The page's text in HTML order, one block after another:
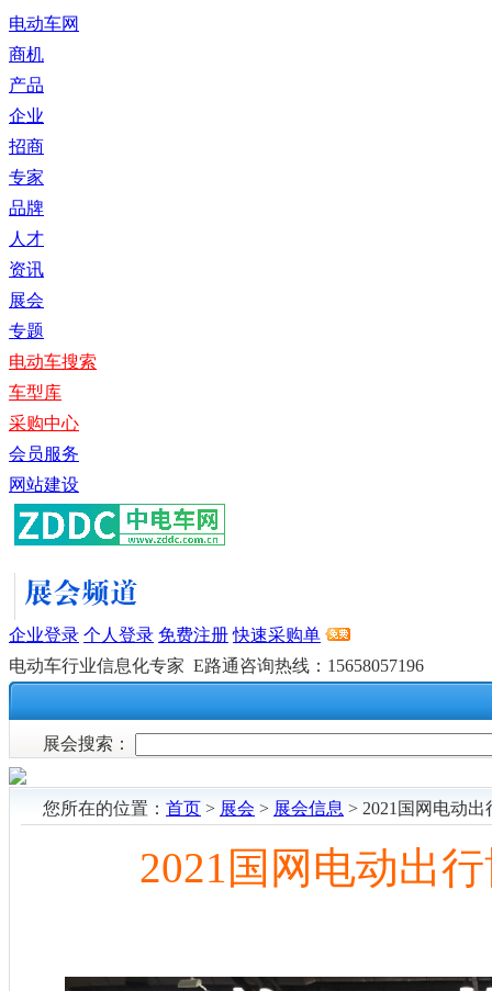
电动车网
商机
产品
企业
招商
专家
品牌
人才
资讯
展会
专题
电动车搜索
车型库
采购中心
会员服务
网站建设
企业登录 个人登录 免费注册 快速采购单
电动车行业信息化专家 E路通咨询热线：15658057196
展会首页
展会搜索：
您所在的位置： 首页 > 展会 > 展会信息 > 2021国网电动
2021国网电动出